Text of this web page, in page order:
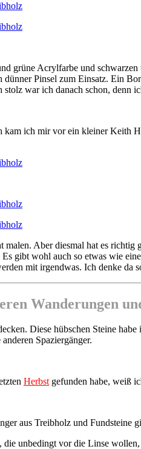
grüne Acrylfarbe und
Pinsel zum Einsatz. Ein
war ich danach schon, denn
kam ich mir vor ein kleiner Keith
Aber diesmal hat es richtig
gibt wohl auch so etwas wie
mit irgendwas. Ich denke da
Wanderungen
Diese hübschen Steine habe
Spaziergänger.
Herbstgefunden habe, weiß
aus Treibholz und Fundsteine
unbedingt vor die Linse wollen,